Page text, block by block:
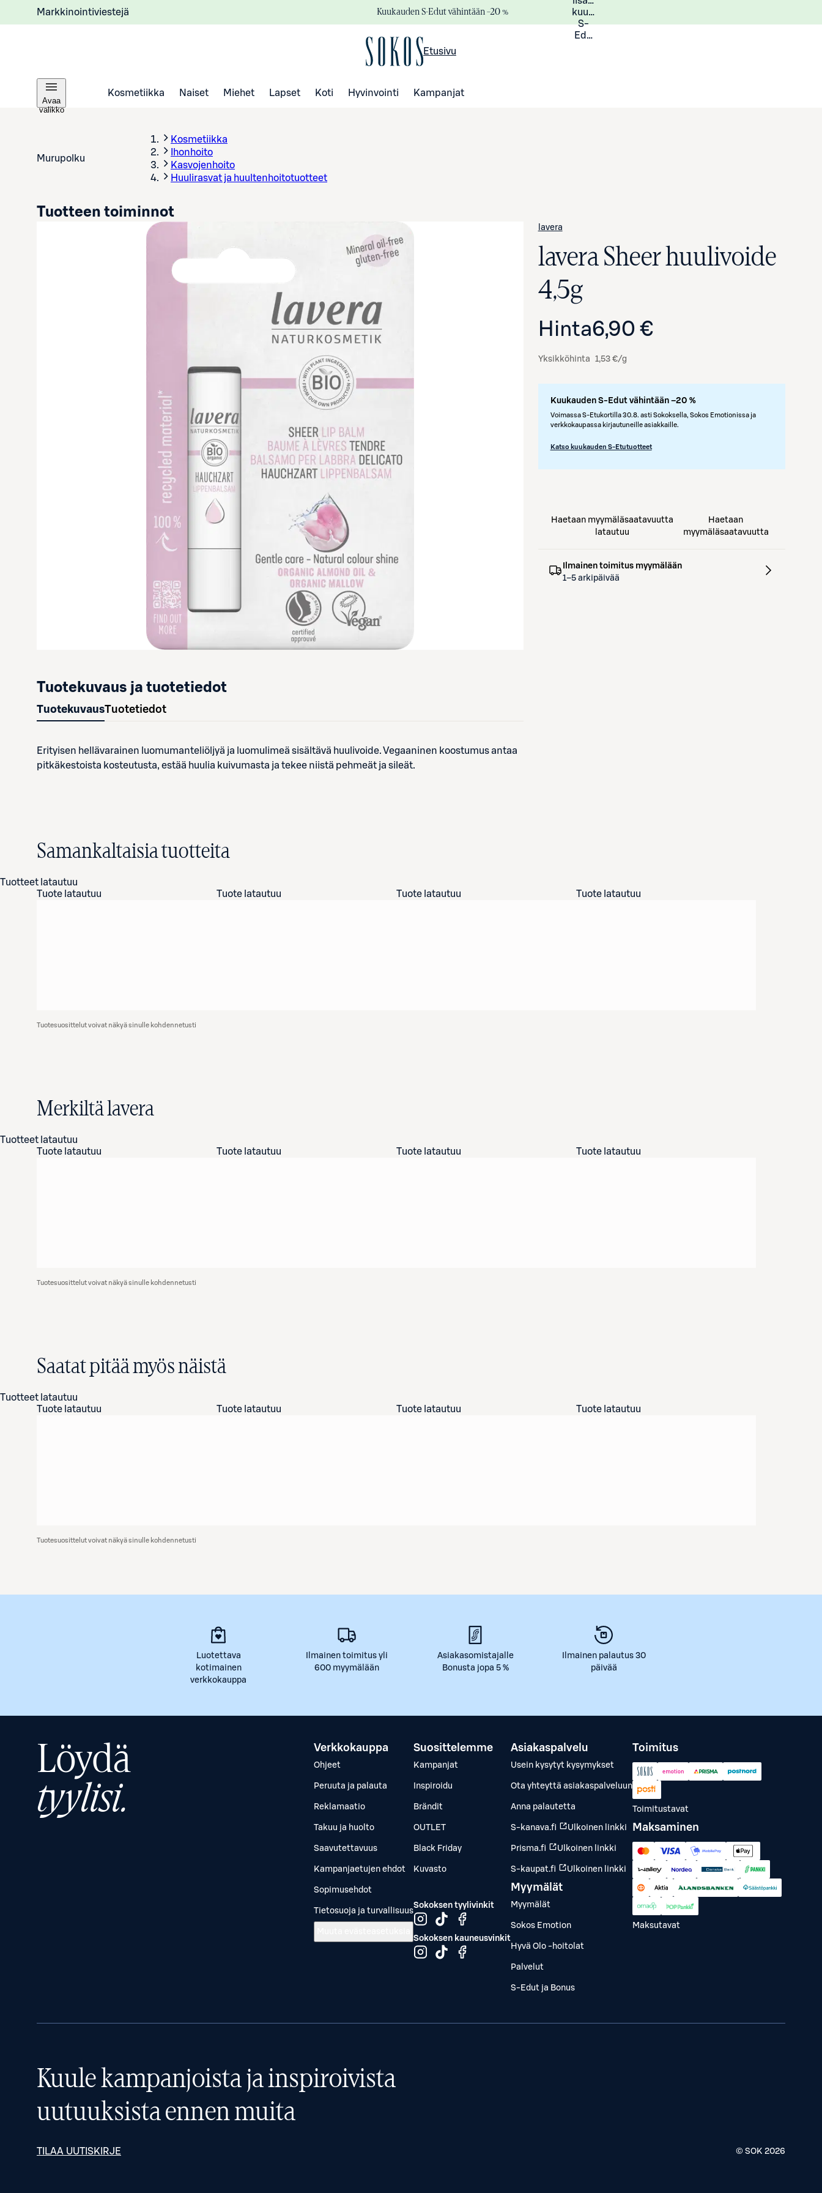
Markkinointiviestejä Kuukauden S-Edut vähintään –20 %
kuukauden
S-
Eduista
Etusivu
Avaa
valikko
Kosmetiikka Naiset Miehet Lapset Koti Hyvinvointi Kampanjat
Murupolku
Kosmetiikka
Ihonhoito
Kasvojenhoito
Huulirasvat ja huultenhoitotuotteet
Avaa tuotekuva suurennettuna
lavera
lavera Sheer huulivoide
4,5g
Hinta6,90 €
Yksikköhinta 1,53 €/g
Kuukauden S-Edut vähintään –20 %
Voimassa S-Etukortilla 30.8. asti Sokoksella, Sokos Emotionissa ja
verkkokaupassa kirjautuneille asiakkaille.
Katso kuukauden S-Etutuotteet
Tuotteen toiminnot
Haetaan myymäläsaatavuutta
latautuu
Haetaan
myymäläsaatavuutta
Ilmainen toimitus myymälään
1–5 arkipäivää
Tuotekuvaus ja tuotetiedot
TuotekuvausTuotetiedot
Erityisen hellävarainen luomumanteliöljyä ja luomulimeä sisältävä huulivoide. Vegaaninen koostumus antaa
pitkäkestoista kosteutusta, estää huulia kuivumasta ja tekee niistä pehmeät ja sileät.
Samankaltaisia tuotteita
Tuotteet latautuu
Tuote latautuu
Tuote latautuu Tuote latautuu Tuote latautuu
Tuotesuosittelut voivat näkyä sinulle kohdennetusti
Merkiltä lavera
Tuotteet latautuu
Tuote latautuu
Tuote latautuu Tuote latautuu Tuote latautuu
Tuotesuosittelut voivat näkyä sinulle kohdennetusti
Saatat pitää myös näistä
Tuotteet latautuu
Tuote latautuu
Tuote latautuu Tuote latautuu Tuote latautuu
Tuotesuosittelut voivat näkyä sinulle kohdennetusti
Luotettava
kotimainen
verkkokauppa
Ilmainen toimitus yli
600 myymälään
Asiakasomistajalle
Bonusta jopa 5 %
Ilmainen palautus 30
päivää
Löydä
tyylisi.
Verkkokauppa
Ohjeet
Peruuta ja palauta
Reklamaatio
Takuu ja huolto
Saavutettavuus
Kampanjaetujen ehdot
Sopimusehdot
Tietosuoja ja turvallisuus
Suosittelemme
Kampanjat
Inspiroidu
Brändit
OUTLET
Black Friday
Kuvasto
Sokoksen tyylivinkit
Sokoksen kauneusvinkit
Asiakaspalvelu
Usein kysytyt kysymykset
Ota yhteyttä asiakaspalveluun
Anna palautetta
S-kanava.fi Ulkoinen linkki
Prisma.fi Ulkoinen linkki
S-kaupat.fi Ulkoinen linkki
Myymälät
Myymälät
Sokos Emotion
Hyvä Olo -hoitolat
Palvelut
S-Edut ja Bonus
Toimitus
Toimitustavat
Maksaminen
Maksutavat
Kuule kampanjoista ja inspiroivista
uutuuksista ennen muita
TILAA UUTISKIRJE © SOK 2026